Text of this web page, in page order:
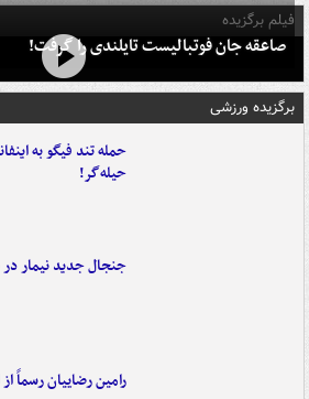
فیلم برگزیده
صاعقه جان فوتبالیست تایلندی را گرفت!
برگزیده ورزشی
حمله تند فیگو به
حیله‌گر!
جنجال جدید نیمار در
رامین رضاییان رسماً